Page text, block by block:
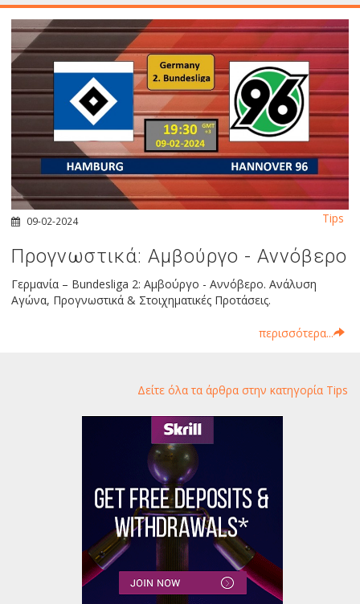
09-02-2024
Προγνωστικά: Αμβούργο - Αννόβερο
Γερμανία – Bundesliga 2: Αμβούργο - Αννόβερο. Ανάλυση
Αγώνα, Προγνωστικά & Στοιχηματικές Προτάσεις.
περισσότερα...
Tips
Δείτε όλα τα άρθρα στην κατηγορία Tips